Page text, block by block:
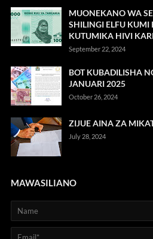
MUONEKANO WA
SHILINGI ELFU
KUTUMIKA HIVI
September 22, 2024
BOT KUBADILISHA
JANUARI 2025
October 26, 2024
ZIJUE AINA ZA
July 28, 2024
MAWASILIANO